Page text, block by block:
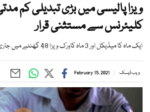
ویزا پالیسی میں بڑی تبدیلی کم
کلیئرنس سے مستثنی قرار
ایک ماہ کا میڈیکل اور 3 ماہ کاورک ویزا 48 گھنٹے میں جاری کردیا جائے گا
ویب ڈیسک February 15, 2021